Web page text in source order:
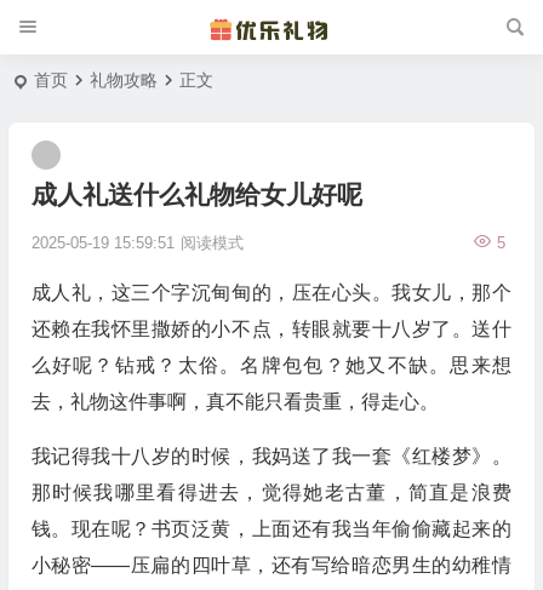
首页 礼物攻略 正文
成人礼送什么礼物给女儿好呢
2025-05-19 15:59:51 5
阅读模式
成人礼，这三个字沉甸甸的，压在心头。我女儿，那个
还赖在我怀里撒娇的小不点，转眼就要十八岁了。送什
么好呢？钻戒？太俗。名牌包包？她又不缺。思来想
去，礼物这件事啊，真不能只看贵重，得走心。
我记得我十八岁的时候，我妈送了我一套《红楼梦》。
那时候我哪里看得进去，觉得她老古董，简直是浪费
钱。现在呢？书页泛黄，上面还有我当年偷偷藏起来的
小秘密——压扁的四叶草，还有写给暗恋男生的幼稚情